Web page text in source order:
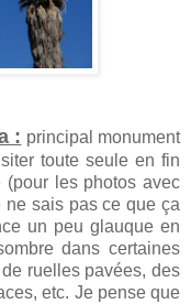
: principal monument
toute seule en fin
(pour les photos avec
ne sais pas ce que ça
un peu glauque en
dans certaines
ruelles pavées, des
etc. Je pense que